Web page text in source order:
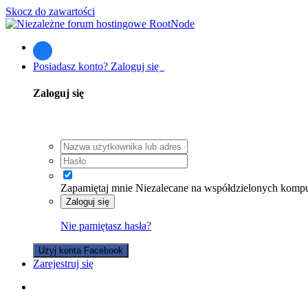
Skocz do zawartości
Posiadasz konto? Zaloguj się
Zaloguj się
Zapamiętaj mnie Niezalecane na współdzielonych
Zaloguj się
Nie pamiętasz hasła?
Użyj konta Facebook
Zarejestruj się